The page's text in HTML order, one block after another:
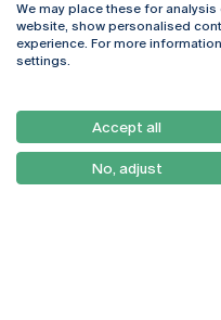
Rua Diogo Botelho 1327
4169-005 Porto
+351 226 196 240
We may place these for
website, show personalised
experience. For more
settings.
Accept all
No, adjust